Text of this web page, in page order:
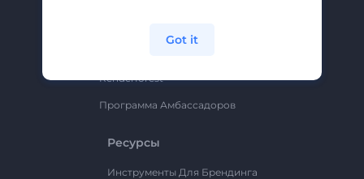
Renderforest
Программа Амбассадоров
Ресурсы
Инструменты Для Брендинга
Got it